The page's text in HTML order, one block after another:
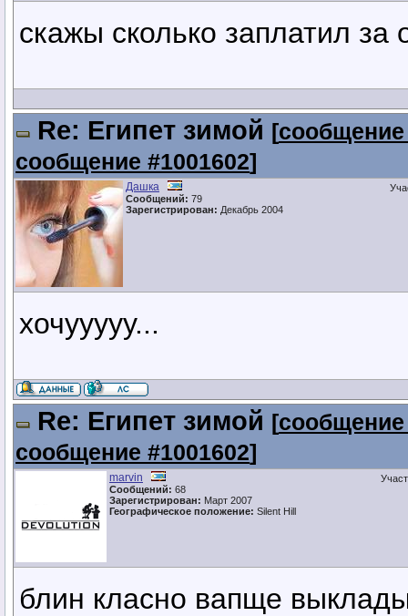
скажы сколько заплатил за
Re: Египет зимой [сообщение
сообщение #1001602]
Дашка
Сообщений: 79
Зарегистрирован: Декабрь 2004
хочууууу...
Re: Египет зимой [сообщение
сообщение #1001602]
marvin
Сообщений: 68
Зарегистрирован: Март 2007
Географическое положение: Silent Hill
блин класно вапще